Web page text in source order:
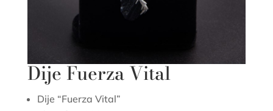
Dije Fuerza Vital
Dije “Fuerza Vital”